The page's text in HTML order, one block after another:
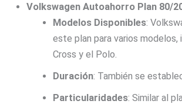
Volkswagen Autoahorro Plan 80/
Modelos Disponibles:
este plan para varios modelos,
Cross y el Polo.
Duración: También se
Particularidades: Similar al